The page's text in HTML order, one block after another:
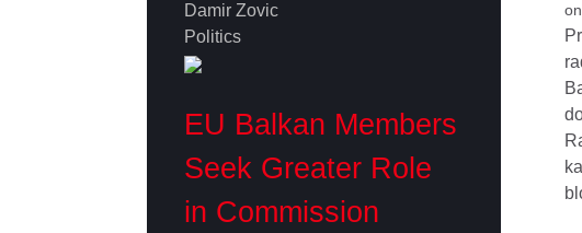
Damir Zovic
Politics
EU Balkan Members
Seek Greater Role
in Commission